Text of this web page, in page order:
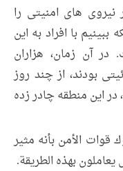
نیروی های امنیتی را
با افراد به این
آن زمان، هزاران
بودند، از چند روز
در این منطقه چادر زده
الأمن بأنه مثير
بهذه الطريقة.